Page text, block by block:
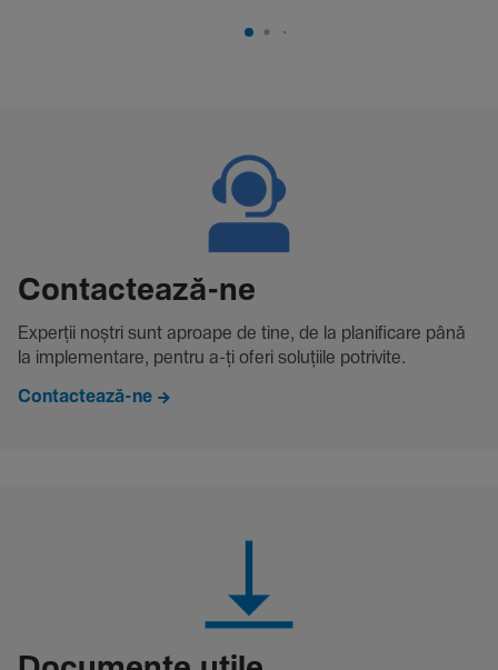
Contac­tează-ne
Experții noștri sunt aproape de tine, de la plani­fi­care până
la imple­men­tare, pentru a-ți oferi solu­țiile potri­vite.
Contactează-ne